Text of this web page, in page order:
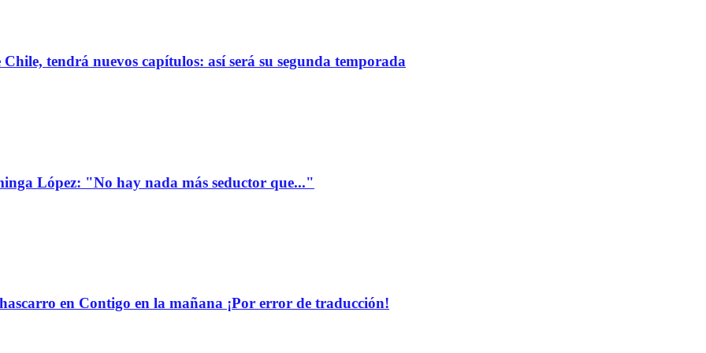
tendrá nuevos capítulos: así será su segunda temporada
López: "No hay nada más seductor que..."
en Contigo en la mañana ¡Por error de traducción!